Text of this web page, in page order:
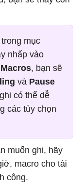
trong mục
nhấp vào
Macros, bạn sẽ
và Pause
có thể dễ
các tùy chọn
muốn ghi, hãy
macro cho tài
công.